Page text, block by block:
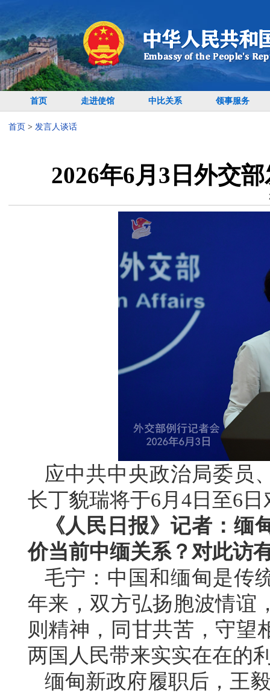
首页 走进使馆 中比关系 领事服务
首页 > 发言人谈话
2026年6月3日外交
应中共中央政治局委员
长丁貌瑞将于6月4日至6
《人民日报》记者：
价当前中缅关系？对此访
毛宁：中国和缅甸是传
年来，双方弘扬胞波情谊
则精神，同甘共苦，守望
两国人民带来实实在在的
缅甸新政府履职后，王